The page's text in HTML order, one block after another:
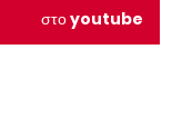
στοyoutube